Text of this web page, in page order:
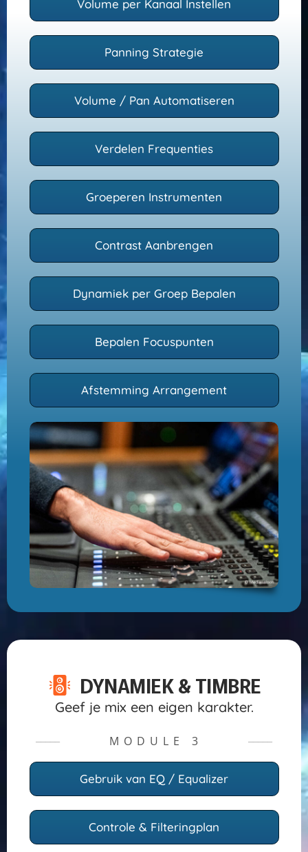
Volume per Kanaal Instellen
Panning Strategie
Volume / Pan Automatiseren
Verdelen Frequenties
Groeperen Instrumenten
Contrast Aanbrengen
Dynamiek per Groep Bepalen
Bepalen Focuspunten
Afstemming Arrangement
DYNAMIEK & TIMBRE
Geef je mix een eigen karakter.
───── MODULE 3 ─────
Gebruik van EQ / Equalizer
Controle & Filteringplan